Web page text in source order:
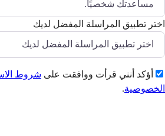
اختر تطبيق المراسلة المفضل لديك
أؤكد أنني قرأت ووافقت على شروط
الخصوصية.